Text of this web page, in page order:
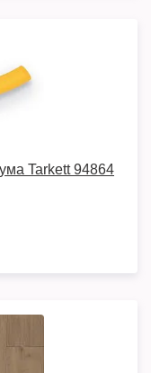
Tarkett 94864